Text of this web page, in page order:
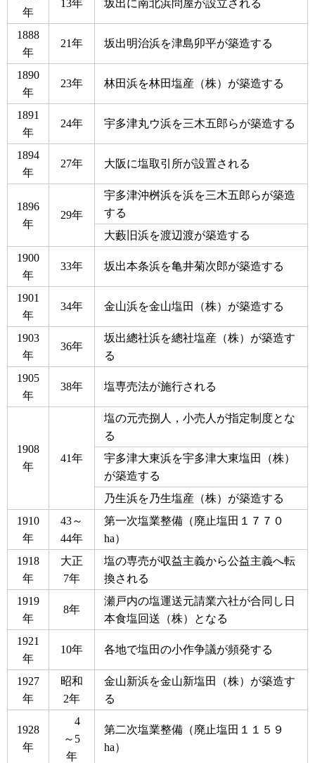
年
13年 坂出に南北浜問屋が設立される
1888
年
21年 坂出明治浜を津島卯平が築造する
1890
年
23年 林田浜を林田塩産（株）が築造する
1891
年
24年 宇多津丸ウ浜を三木五郎らが築造する
1894
年
27年 大阪に塩取引所が設置される
1896
年
29年
宇多津沖桝浜を浜を三木五郎らが築造
する
大藪旧浜を渡辺渡が築造する
1900
年
33年 坂出本条浜を亀井菊次郎が築造する
1901
年
34年 金山浜を金山塩田（株）が築造する
1903
年
36年
坂出總社浜を總社塩産（株）が築造す
る
1905
年
38年 塩専売法が施行される
1908
年
41年
塩の元売捌人，小売人が指定制度とな
る
宇多津大東浜を宇多津大東塩田（株）
が築造する
乃生浜を乃生塩産（株）が築造する
1910
年
43～
44年
第一次塩業整備（廃止塩田１７７０
ha）
1918
年
大正
7年
塩の専売が収益主義から公益主義へ転
換される
1919
年
8年
瀬戸内の塩運送元請業六社が合同し日
本食塩回送（株）となる
1921
年
10年 各地で塩田の小作争議が頻発する
1927
年
昭和
2年
金山新浜を金山新塩田（株）が築造す
る
1928
年
4
～5
年
第二次塩業整備（廃止塩田１１５９
ha）